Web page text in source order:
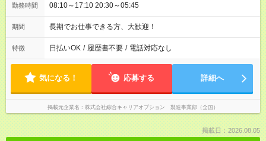
勤務時間 08:10～17:10 20:30～05:45
期間 長期でお仕事できる方、大歓迎！
特徴 日払いOK / 履歴書不要 / 電話対応なし
気になる！ 応募する 詳細へ
掲載元企業名 株式会社綜合キャリアオプション 製造事業部（全国）
掲載日：2026.08.05